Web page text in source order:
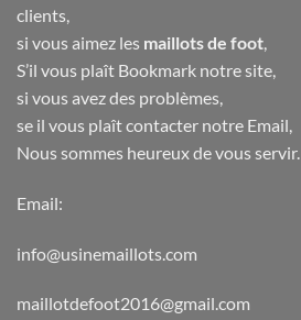
clients,
si vous aimez les maillots de foot,
S’il vous plaît Bookmark notre site,
si vous avez des problèmes,
se il vous plaît contacter notre Email,
Nous sommes heureux de vous servir.
Email:
info@usinemaillots.com
maillotdefoot2016@gmail.com